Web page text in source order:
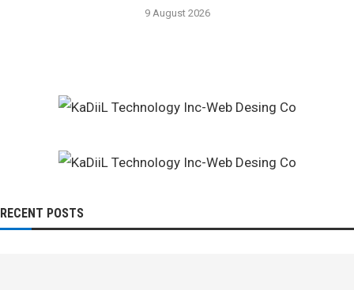
9 August 2026
RECENT POSTS